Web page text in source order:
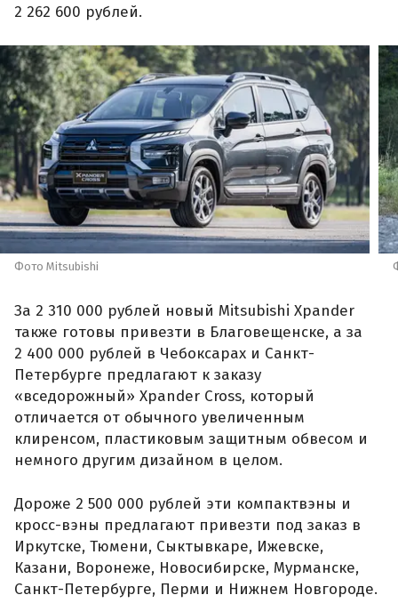
2 262 600 рублей.
Фото Mitsubishi
За 2 310 000 рублей новый Mitsubishi Xpander
также готовы привезти в Благовещенске, а за
2 400 000 рублей в Чебоксарах и Санкт-
Петербурге предлагают к заказу
«вседорожный» Xpander Cross, который
отличается от обычного увеличенным
клиренсом, пластиковым защитным обвесом и
немного другим дизайном в целом.
Дороже 2 500 000 рублей эти компактвэны и
кросс-вэны предлагают привезти под заказ в
Иркутске, Тюмени, Сыктывкаре, Ижевске,
Казани, Воронеже, Новосибирске, Мурманске,
Санкт-Петербурге, Перми и Нижнем Новгороде.